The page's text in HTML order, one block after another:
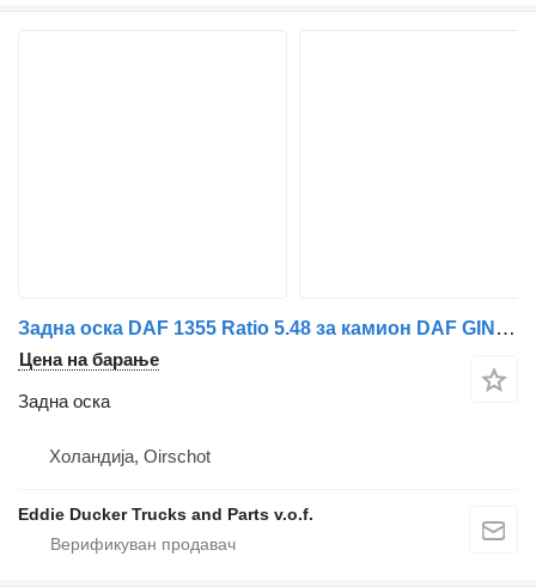
Задна оска DAF 1355 Ratio 5.48 за камион DAF GINAF
Цена на барање
Задна оска
Холандија, Oirschot
Eddie Ducker Trucks and Parts v.o.f.